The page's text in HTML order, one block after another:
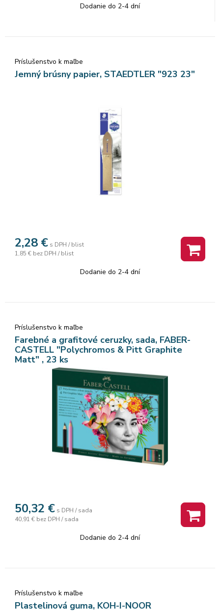
Dodanie do 2-4 dní
Príslušenstvo k maľbe
Jemný brúsny papier, STAEDTLER "923 23"
2,28 € s DPH / blist
1,85 € bez DPH / blist
Dodanie do 2-4 dní
Príslušenstvo k maľbe
Farebné a grafitové ceruzky, sada, FABER-
CASTELL "Polychromos & Pitt Graphite
Matt" , 23 ks
50,32 € s DPH / sada
40,91 € bez DPH / sada
Dodanie do 2-4 dní
Príslušenstvo k maľbe
Plastelinová guma, KOH-I-NOOR